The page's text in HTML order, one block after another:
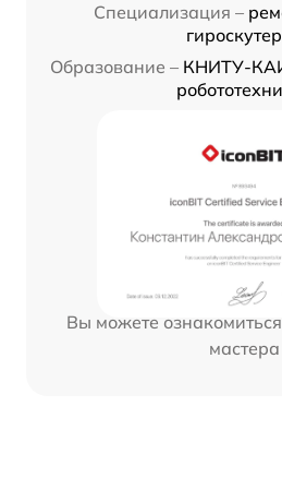
Специализация –
Образование – КНИТУ-
Вы можете
мастера